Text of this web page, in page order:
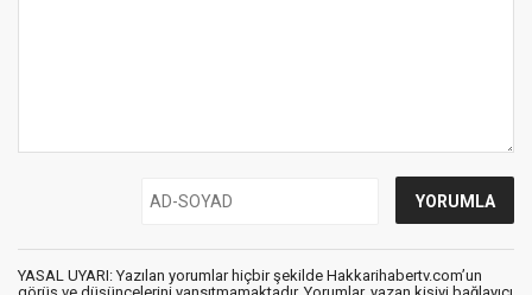
YASAL UYARI: Yazılan yorumlar hiçbir şekilde Hakkarihabertv.com’un